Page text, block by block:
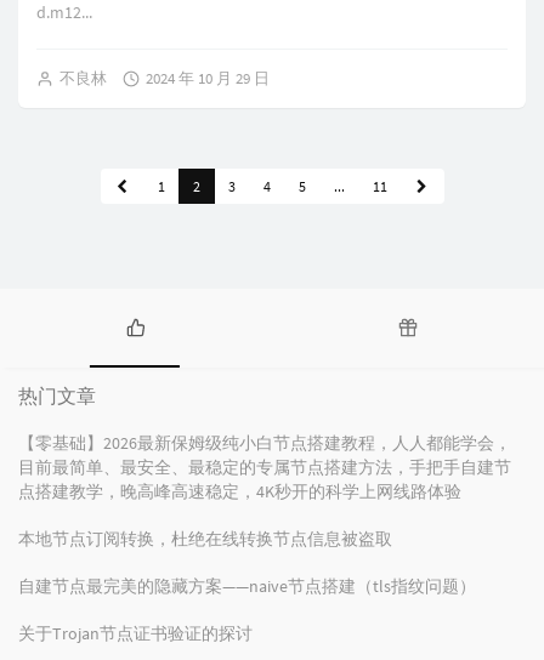
d.m12...
不良林 2024 年 10 月 29 日
1 2 3 4 5 ... 11
热
章
章
热门文章
【零基础】2026最新保姆级纯小白节点搭建教程，人人都能学会，
目前最简单、最安全、最稳定的专属节点搭建方法，手把手自建节
点搭建教学，晚高峰高速稳定，4K秒开的科学上网线路体验
本地节点订阅转换，杜绝在线转换节点信息被盗取
自建节点最完美的隐藏方案——naive节点搭建（tls指纹问题）
关于Trojan节点证书验证的探讨